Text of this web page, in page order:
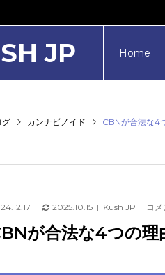
JP Home
グ カンナビノイド CBNが合法な4
2025.10.15 Kush JP コ
が合法な4つの理